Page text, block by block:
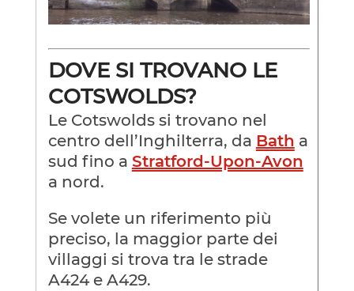
DOVE SI TROVANO LE
COTSWOLDS?
Le Cotswolds si trovano nel
centro dell’Inghilterra, da Bath a
sud fino a Stratford-Upon-Avon
a nord.
Se volete un riferimento più
preciso, la maggior parte dei
villaggi si trova tra le strade
A424 e A429.